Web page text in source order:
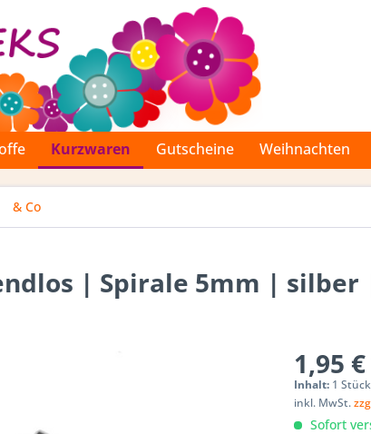
Kurzwaren Gutscheine Weihnachten
& Co
| Spirale 5mm | silber
1,95
Inhalt: 1 Stück
inkl. MwSt.
Sofort